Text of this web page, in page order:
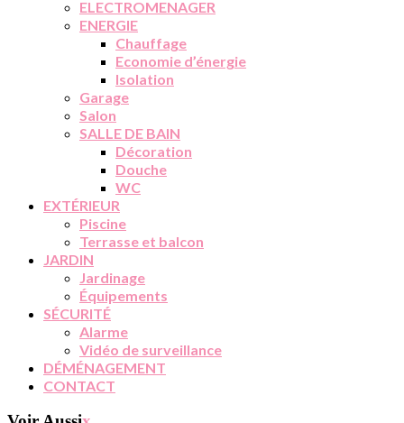
ELECTROMENAGER
ENERGIE
Chauffage
Economie d’énergie
Isolation
Garage
Salon
SALLE DE BAIN
Décoration
Douche
WC
EXTÉRIEUR
Piscine
Terrasse et balcon
JARDIN
Jardinage
Équipements
SÉCURITÉ
Alarme
Vidéo de surveillance
DÉMÉNAGEMENT
CONTACT